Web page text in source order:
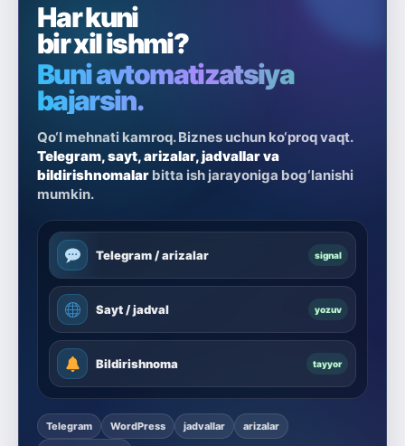
Har kuni
bir xil ishmi?
Buni avtomatizatsiya
bajarsin.
Qo‘l mehnati kamroq. Biznes uchun ko‘proq vaqt.
Telegram, sayt, arizalar, jadvallar va
bildirishnomalar bitta ish jarayoniga bog‘lanishi
mumkin.
Telegram / arizalar signal
Sayt / jadval yozuv
Bildirishnoma tayyor
Telegram WordPress jadvallar
arizalar